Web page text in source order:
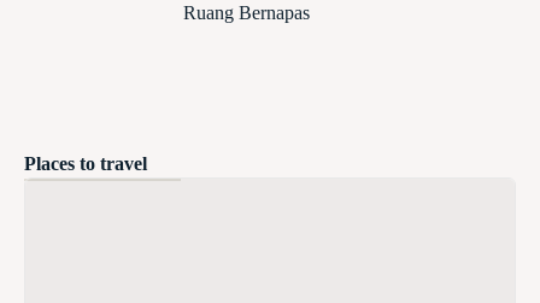
Ruang Bernapas
Places to travel